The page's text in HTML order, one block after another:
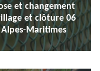
et changement
et clôture 06
Alpes-Maritimes